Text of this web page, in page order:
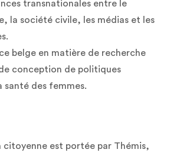
transnationales entre le
la société civile, les médias et les
belge en matière de recherche
conception de politiques
santé des femmes.
est portée par Thémis,